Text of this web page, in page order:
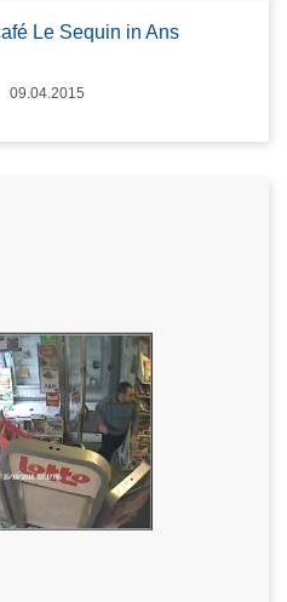
Le Sequin in Ans
09.04.2015